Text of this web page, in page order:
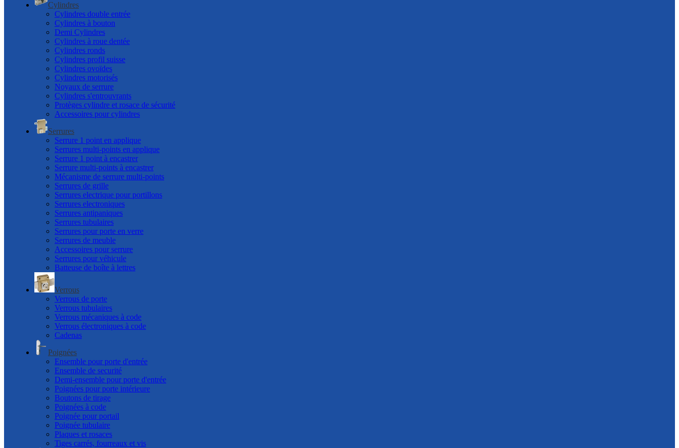
Cylindres
Cylindres double entrée
Cylindres à bouton
Demi Cylindres
Cylindres à roue dentée
Cylindres ronds
Cylindres profil suisse
Cylindres ovoïdes
Cylindres motorisés
Noyaux de serrure
Cylindres s'entrouvrants
Protèges cylindre et rosace de sécurité
Accessoires pour cylindres
Serrures
Serrure 1 point en applique
Serrures multi-points en applique
Serrure 1 point à encastrer
Serrure multi-points à encastrer
Mécanisme de serrure multi-points
Serrures de grille
Serrures electrique pour portillons
Serrures electroniques
Serrures antipaniques
Serrures tubulaires
Serrures pour porte en verre
Serrures de meuble
Accessoires pour serrure
Serrures pour véhicule
Batteuse de boîte à lettres
Verrous
Verrous de porte
Verrous tubulaires
Verrous mécaniques à code
Verrous électroniques à code
Cadenas
Poignées
Ensemble pour porte d'entrée
Ensemble de securité
Demi-ensemble pour porte d'entrée
Poignées pour porte intérieure
Boutons de tirage
Poignées à code
Poignée pour portail
Poignée tubulaire
Plaques et rosaces
Tiges carrés, fourreaux et vis